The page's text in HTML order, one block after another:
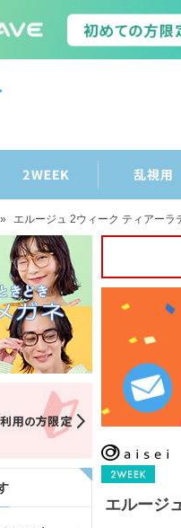
» エルージュ 2ウィーク ティアーラ
エルージ